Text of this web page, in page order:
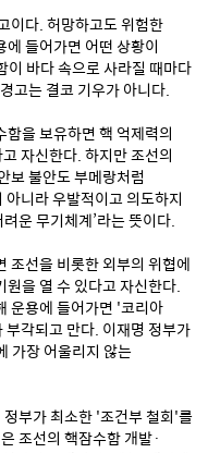
이다. 허망하고도 위험한
들어가면 어떤 상황이
이 바다 속으로 사라질 때마다
고는 결코 기우가 아니다.
을 보유하면 핵 억제력의
자신한다. 하지만 조선의
보 불안도 부메랑처럼
아니라 우발적이고 의도하지
운 무기체계’라는 뜻이다.
조선을 비롯한 외부의 위협에
을 열 수 있다고 자신한다.
운용에 들어가면 '코리아
각되고 만다. 이재명 정부가
가장 어울리지 않는
부가 최소한 '조건부 철회'를
조선의 핵잠수함 개발·